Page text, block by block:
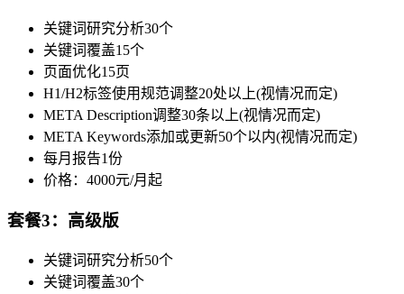
关键词研究分析30个
关键词覆盖15个
页面优化15页
H1/H2标签使用规范调整20处以上(视情况而定)
META Description调整30条以上(视情况而定)
META Keywords添加或更新50个以内(视情况而定)
每月报告1份
价格：4000元/月起
套餐3：高级版
关键词研究分析50个
关键词覆盖30个